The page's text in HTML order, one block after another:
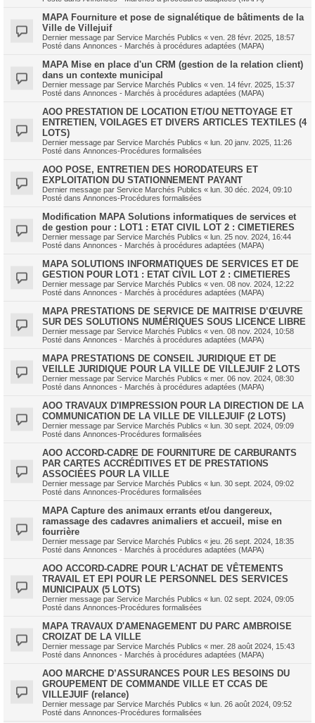
MAPA Fourniture et pose de signalétique de bâtiments de la
Ville de Villejuif
Dernier message par Service Marchés Publics « ven. 28 févr. 2025, 18:57
Posté dans Annonces - Marchés à procédures adaptées (MAPA)
MAPA Mise en place d'un CRM (gestion de la relation client)
dans un contexte municipal
Dernier message par Service Marchés Publics « ven. 14 févr. 2025, 15:37
Posté dans Annonces - Marchés à procédures adaptées (MAPA)
AOO PRESTATION DE LOCATION ET/OU NETTOYAGE ET
ENTRETIEN, VOILAGES ET DIVERS ARTICLES TEXTILES (4
LOTS)
Dernier message par Service Marchés Publics « lun. 20 janv. 2025, 11:26
Posté dans Annonces-Procédures formalisées
AOO POSE, ENTRETIEN DES HORODATEURS ET
EXPLOITATION DU STATIONNEMENT PAYANT
Dernier message par Service Marchés Publics « lun. 30 déc. 2024, 09:10
Posté dans Annonces-Procédures formalisées
Modification MAPA Solutions informatiques de services et
de gestion pour : LOT1 : ETAT CIVIL LOT 2 : CIMETIERES
Dernier message par Service Marchés Publics « lun. 25 nov. 2024, 16:44
Posté dans Annonces - Marchés à procédures adaptées (MAPA)
MAPA SOLUTIONS INFORMATIQUES DE SERVICES ET DE
GESTION POUR LOT1 : ETAT CIVIL LOT 2 : CIMETIERES
Dernier message par Service Marchés Publics « ven. 08 nov. 2024, 12:22
Posté dans Annonces - Marchés à procédures adaptées (MAPA)
MAPA PRESTATIONS DE SERVICE DE MAITRISE D’ŒUVRE
SUR DES SOLUTIONS NUMÉRIQUES SOUS LICENCE LIBRE
Dernier message par Service Marchés Publics « ven. 08 nov. 2024, 10:58
Posté dans Annonces - Marchés à procédures adaptées (MAPA)
MAPA PRESTATIONS DE CONSEIL JURIDIQUE ET DE
VEILLE JURIDIQUE POUR LA VILLE DE VILLEJUIF 2 LOTS
Dernier message par Service Marchés Publics « mer. 06 nov. 2024, 08:30
Posté dans Annonces - Marchés à procédures adaptées (MAPA)
AOO TRAVAUX D'IMPRESSION POUR LA DIRECTION DE LA
COMMUNICATION DE LA VILLE DE VILLEJUIF (2 LOTS)
Dernier message par Service Marchés Publics « lun. 30 sept. 2024, 09:09
Posté dans Annonces-Procédures formalisées
AOO ACCORD-CADRE DE FOURNITURE DE CARBURANTS
PAR CARTES ACCRÉDITIVES ET DE PRESTATIONS
ASSOCIÉES POUR LA VILLE
Dernier message par Service Marchés Publics « lun. 30 sept. 2024, 09:02
Posté dans Annonces-Procédures formalisées
MAPA Capture des animaux errants et/ou dangereux,
ramassage des cadavres animaliers et accueil, mise en
fourrière
Dernier message par Service Marchés Publics « jeu. 26 sept. 2024, 18:35
Posté dans Annonces - Marchés à procédures adaptées (MAPA)
AOO ACCORD-CADRE POUR L'ACHAT DE VÊTEMENTS
TRAVAIL ET EPI POUR LE PERSONNEL DES SERVICES
MUNICIPAUX (5 LOTS)
Dernier message par Service Marchés Publics « lun. 02 sept. 2024, 09:05
Posté dans Annonces-Procédures formalisées
MAPA TRAVAUX D'AMENAGEMENT DU PARC AMBROISE
CROIZAT DE LA VILLE
Dernier message par Service Marchés Publics « mer. 28 août 2024, 15:43
Posté dans Annonces - Marchés à procédures adaptées (MAPA)
AOO MARCHE D’ASSURANCES POUR LES BESOINS DU
GROUPEMENT DE COMMANDE VILLE ET CCAS DE
VILLEJUIF (relance)
Dernier message par Service Marchés Publics « lun. 26 août 2024, 09:52
Posté dans Annonces-Procédures formalisées